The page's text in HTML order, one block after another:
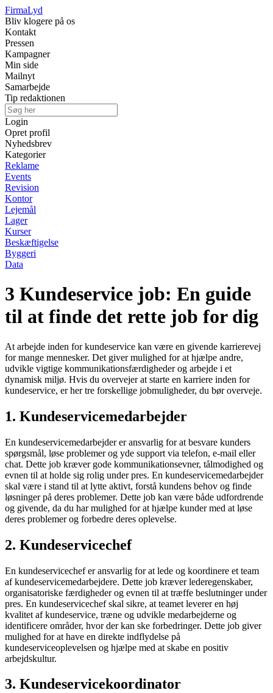
FirmaLyd
Bliv klogere på os
Kontakt
Pressen
Kampagner
Min side
Mailnyt
Samarbejde
Tip redaktionen
Login
Opret profil
Nyhedsbrev
Kategorier
Reklame
Events
Revision
Kontor
Lejemål
Lager
Kurser
Beskæftigelse
Byggeri
Data
3 Kundeservice job: En guide
til at finde det rette job for dig
At arbejde inden for kundeservice kan være en givende karrierevej
for mange mennesker. Det giver mulighed for at hjælpe andre,
udvikle vigtige kommunikationsfærdigheder og arbejde i et
dynamisk miljø. Hvis du overvejer at starte en karriere inden for
kundeservice, er her tre forskellige jobmuligheder, du bør overveje.
1. Kundeservicemedarbejder
En kundeservicemedarbejder er ansvarlig for at besvare kunders
spørgsmål, løse problemer og yde support via telefon, e-mail eller
chat. Dette job kræver gode kommunikationsevner, tålmodighed og
evnen til at holde sig rolig under pres. En kundeservicemedarbejder
skal være i stand til at lytte aktivt, forstå kundens behov og finde
løsninger på deres problemer. Dette job kan være både udfordrende
og givende, da du har mulighed for at hjælpe kunder med at løse
deres problemer og forbedre deres oplevelse.
2. Kundeservicechef
En kundeservicechef er ansvarlig for at lede og koordinere et team
af kundeservicemedarbejdere. Dette job kræver lederegenskaber,
organisatoriske færdigheder og evnen til at træffe beslutninger under
pres. En kundeservicechef skal sikre, at teamet leverer en høj
kvalitet af kundeservice, træne og udvikle medarbejderne og
identificere områder, hvor der kan ske forbedringer. Dette job giver
mulighed for at have en direkte indflydelse på
kundeserviceoplevelsen og hjælpe med at skabe en positiv
arbejdskultur.
3. Kundeservicekoordinator